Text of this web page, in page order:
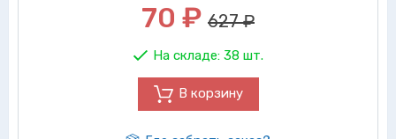
70 ₽ 627 ₽
На складе: 38 шт.
В корзину